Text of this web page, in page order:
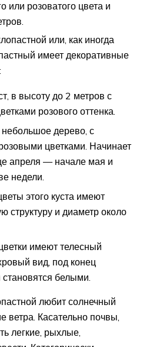
или розоватого цвета и
или, как иногда
имеет декоративные
в высоту до 2 метров с
розового оттенка.
небольшое дерево, с
цветками. Начинает
апреля — начале мая и
недели.
этого куста имеют
структуру и диаметр около
имеют телесный
вид, под конец
белыми.
любит солнечный
ветра. Касательно почвы,
легкие, рыхлые,